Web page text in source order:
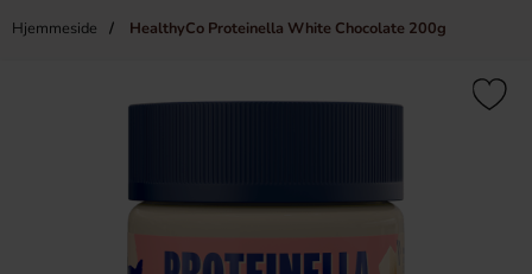
Hjemmeside HealthyCo Proteinella White Chocolate 200g
Heading
×